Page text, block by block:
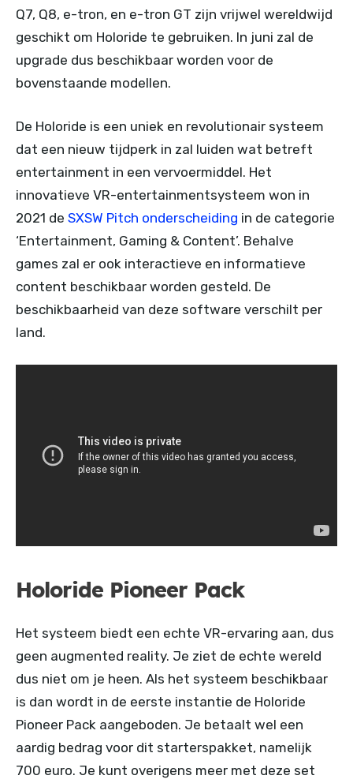
Q7, Q8, e-tron, en e-tron GT zijn vrijwel wereldwijd
geschikt om Holoride te gebruiken. In juni zal de
upgrade dus beschikbaar worden voor de
bovenstaande modellen.
De Holoride is een uniek en revolutionair systeem
dat een nieuw tijdperk in zal luiden wat betreft
entertainment in een vervoermiddel. Het
innovatieve VR-entertainmentsysteem won in
2021 de SXSW Pitch onderscheiding in de categorie
‘Entertainment, Gaming & Content’. Behalve
games zal er ook interactieve en informatieve
content beschikbaar worden gesteld. De
beschikbaarheid van deze software verschilt per
land.
Holoride Pioneer Pack
Het systeem biedt een echte VR-ervaring aan, dus
geen augmented reality. Je ziet de echte wereld
dus niet om je heen. Als het systeem beschikbaar
is dan wordt in de eerste instantie de Holoride
Pioneer Pack aangeboden. Je betaalt wel een
aardig bedrag voor dit starterspakket, namelijk
700 euro. Je kunt overigens meer met deze set